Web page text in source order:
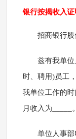
银行按揭收入证
招商银行股
兹有我单
时、聘用)员工
我单位工作的时
月收入为_____。
单位人事部